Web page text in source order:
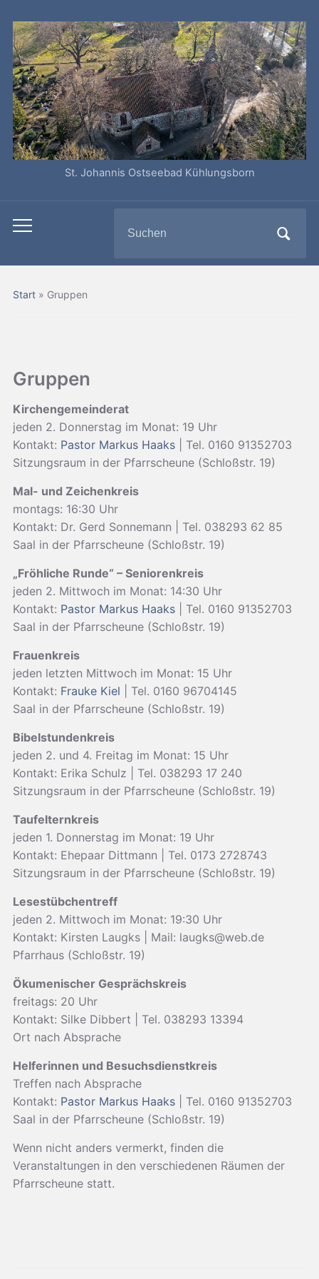
St. Johannis Ostseebad Kühlungsborn
Toggle
menu
for:
Start» Gruppen
Gruppen
Kirchengemeinderat
jeden 2. Donnerstag im Monat: 19 Uhr
Kontakt: Pastor Markus Haaks| Tel. 0160 91352703
Sitzungsraum in der Pfarrscheune (Schloßstr. 19)
Mal- und Zeichenkreis
montags: 16:30 Uhr
Kontakt: Dr. Gerd Sonnemann | Tel. 038293 62 85
Saal in der Pfarrscheune (Schloßstr. 19)
„Fröhliche Runde“ – Seniorenkreis
jeden 2. Mittwoch im Monat: 14:30 Uhr
Kontakt: Pastor Markus Haaks| Tel. 0160 91352703
Saal in der Pfarrscheune (Schloßstr. 19)
Frauenkreis
jeden letzten Mittwoch im Monat: 15 Uhr
Kontakt: Frauke Kiel | Tel. 0160 96704145
Saal in der Pfarrscheune (Schloßstr. 19)
Bibelstundenkreis
jeden 2. und 4. Freitag im Monat: 15 Uhr
Kontakt: Erika Schulz | Tel. 038293 17 240
Sitzungsraum in der Pfarrscheune (Schloßstr. 19)
Taufelternkreis
jeden 1. Donnerstag im Monat: 19 Uhr
Kontakt: Ehepaar Dittmann | Tel. 0173 2728743
Sitzungsraum in der Pfarrscheune (Schloßstr. 19)
Lesestübchentreff
jeden 2. Mittwoch im Monat: 19:30 Uhr
Kontakt: Kirsten Laugks | Mail: laugks@web.de
Pfarrhaus (Schloßstr. 19)
Ökumenischer Gesprächskreis
freitags: 20 Uhr
Kontakt: Silke Dibbert | Tel. 038293 13394
Ort nach Absprache
Helferinnen und Besuchsdienstkreis
Treffen nach Absprache
Kontakt: Pastor Markus Haaks| Tel. 0160 91352703
Saal in der Pfarrscheune (Schloßstr. 19)
Wenn nicht anders vermerkt, finden die
Veranstaltungen in den verschiedenen Räumen der
Pfarrscheune statt.